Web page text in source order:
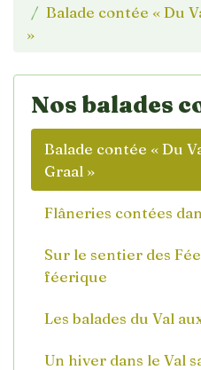
Balade contée « Du
»
Nos balades
Balade contée « Du
Graal »
Flâneries contées
Sur le sentier des
féerique
Les balades du Val
Un hiver dans le Val